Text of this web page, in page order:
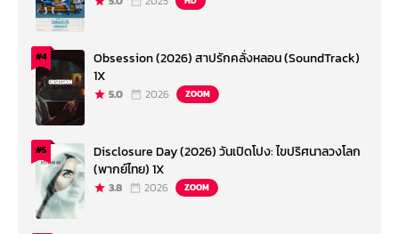
#4
Obsession (2026) สาปรักคลั่งหลอน (SoundTrack)
1X
5.0 2026 ZOOM
#5
Disclosure Day (2026) วันเปิดโปง: ไขปริศนาลวงโลก
(พากย์ไทย) 1X
3.8 2026 ZOOM